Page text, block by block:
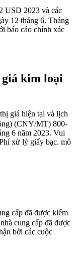
USD 2023 và các
12 tháng 6. Tháng
báo cáo chính xác
kim loại
giá hiện tại và lịch
(CNY/MT) 800-
6 năm 2023. Vui
xử lý giấy bạc. mô
cấp đã được kiểm
cung cấp đã được
bởi các cuộc